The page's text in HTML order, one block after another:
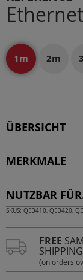
Ethernet
1m 2m
ÜBERSICHT
MERKMALE
NUTZBAR
SKUS: QE3410, QE3420,
FREE
SHIPPING
(on orders